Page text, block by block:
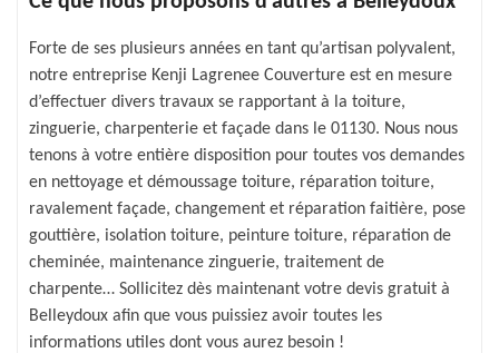
Forte de ses plusieurs années en tant qu’artisan polyvalent,
notre entreprise Kenji Lagrenee Couverture est en mesure
d’effectuer divers travaux se rapportant à la toiture,
zinguerie, charpenterie et façade dans le 01130. Nous nous
tenons à votre entière disposition pour toutes vos demandes
en nettoyage et démoussage toiture, réparation toiture,
ravalement façade, changement et réparation faitière, pose
gouttière, isolation toiture, peinture toiture, réparation de
cheminée, maintenance zinguerie, traitement de
charpente… Sollicitez dès maintenant votre devis gratuit à
Belleydoux afin que vous puissiez avoir toutes les
informations utiles dont vous aurez besoin !